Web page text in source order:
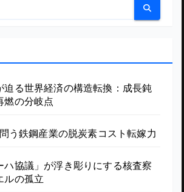
迫る世界経済の構造転換：成長鈍
燃の分岐点
う鉄鋼産業の脱炭素コスト転嫁力
ハ協議」が浮き彫りにする核査察
ルの孤立